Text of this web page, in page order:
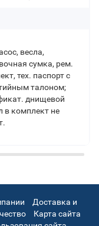
весла,
сумка, рем.
тех. паспорт с
талоном;
днищевой
в комплект не
Доставка и
Карта сайта